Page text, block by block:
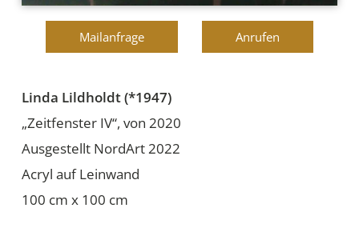
Mailanfrage Anrufen
Linda Lildholdt (*1947)
„Zeitfenster IV“, von 2020
Ausgestellt NordArt 2022
Acryl auf Leinwand
100 cm x 100 cm